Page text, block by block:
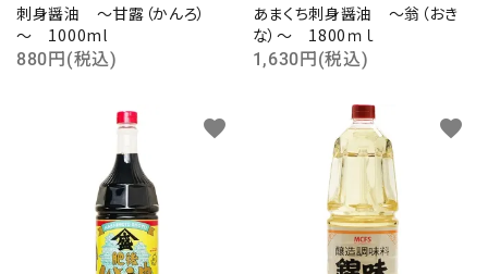
刺身醤油 ～甘露（かんろ）
～ 1000ml
880円(税込)
あまくち刺身醤油 ～翁（おき
な）～ 1800ｍｌ
1,630円(税込)
favorite favorite